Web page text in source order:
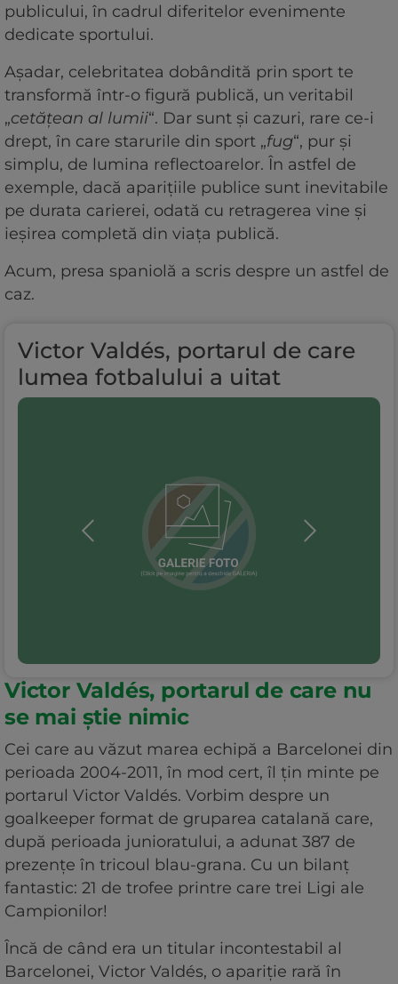
publicului, în cadrul diferitelor evenimente
dedicate sportului.
Așadar, celebritatea dobândită prin sport te
transformă într-o figură publică, un veritabil
„cetățean al lumii“. Dar sunt și cazuri, rare ce-i
drept, în care starurile din sport „fug“, pur și
simplu, de lumina reflectoarelor. În astfel de
exemple, dacă aparițiile publice sunt inevitabile
pe durata carierei, odată cu retragerea vine și
ieșirea completă din viața publică.
Acum, presa spaniolă a scris despre un astfel de
caz.
Victor Valdés, portarul de care
lumea fotbalului a uitat
Victor Valdés, portarul de care nu
se mai știe nimic
Cei care au văzut marea echipă a Barcelonei din
perioada 2004-2011, în mod cert, îl țin minte pe
portarul Victor Valdés. Vorbim despre un
goalkeeper format de gruparea catalană care,
după perioada junioratului, a adunat 387 de
prezențe în tricoul blau-grana. Cu un bilanț
fantastic: 21 de trofee printre care trei Ligi ale
Campionilor!
Încă de când era un titular incontestabil al
Barcelonei, Victor Valdés, o apariție rară în